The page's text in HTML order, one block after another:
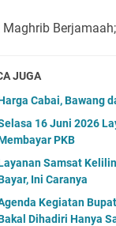
Maghrib Berjamaah;
JUGA
Cabai, Bawang
16 Juni 2026
PKB
Samsat
Ini Caranya
Kegiatan
Dihadiri Hanya